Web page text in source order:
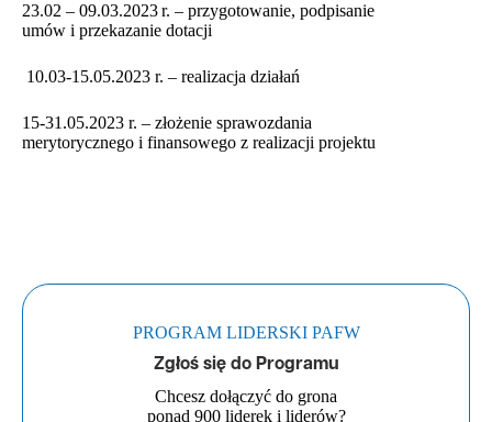
23.02 – 09.03.2023 r. – przygotowanie, podpisanie
umów i przekazanie dotacji
10.03-15.05.2023 r. – realizacja działań
15-31.05.2023 r. – złożenie sprawozdania
merytorycznego i finansowego z realizacji projektu
PROGRAM LIDERSKI PAFW
Zgłoś się do Programu
Chcesz dołączyć do grona
ponad 900 liderek i liderów?